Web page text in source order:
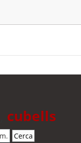
cubells